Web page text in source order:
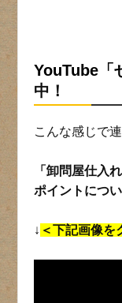
YouTube「
中！
こんな感じで
「卸問屋仕入
ポイントにつ
↓ ＜下記画像を